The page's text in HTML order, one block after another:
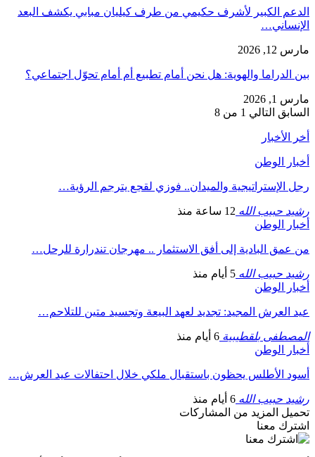
الدعم الكبير لأشرف حكيمي من طرف كيليان مبابي يكشف البعد
الإنساني…
مارس 12, 2026
بين الدراما والهوية: هل نحن أمام تطبيع أم أمام تحوّل اجتماعي؟
مارس 1, 2026
السابق التالي 1 من 8
أخر الأخبار
أخبار الوطن
رجل الإستراتيجية والميدان.. فوزي لقجع يترجم الرؤية…
رشيد حبيب الله 12 ساعة منذ
أخبار الوطن
من عمق البادية إلى أفق الاستثمار .. مهرجان تندرارة للرحل…
رشيد حبيب الله 5 أيام منذ
أخبار الوطن
عيد العرش المجيد: تجديد لعهد البيعة وتجسيد متين للتلاحم…
المصطفى بلقطيبية 6 أيام منذ
أخبار الوطن
أسود الأطلس يحظون باستقبال ملكي خلال احتفالات عيد العرش…
رشيد حبيب الله 6 أيام منذ
تحميل المزيد من المشاركات
اشترك معنا